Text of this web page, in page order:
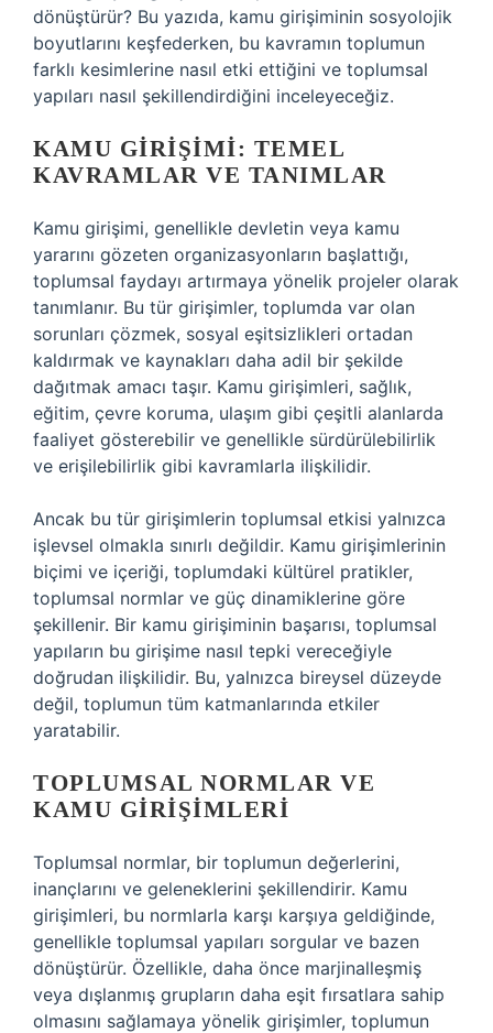
dönüştürür? Bu yazıda, kamu girişiminin sosyolojik
boyutlarını keşfederken, bu kavramın toplumun
farklı kesimlerine nasıl etki ettiğini ve toplumsal
yapıları nasıl şekillendirdiğini inceleyeceğiz.
KAMU GIRIŞIMI: TEMEL
KAVRAMLAR VE TANIMLAR
Kamu girişimi, genellikle devletin veya kamu
yararını gözeten organizasyonların başlattığı,
toplumsal faydayı artırmaya yönelik projeler olarak
tanımlanır. Bu tür girişimler, toplumda var olan
sorunları çözmek, sosyal eşitsizlikleri ortadan
kaldırmak ve kaynakları daha adil bir şekilde
dağıtmak amacı taşır. Kamu girişimleri, sağlık,
eğitim, çevre koruma, ulaşım gibi çeşitli alanlarda
faaliyet gösterebilir ve genellikle sürdürülebilirlik
ve erişilebilirlik gibi kavramlarla ilişkilidir.
Ancak bu tür girişimlerin toplumsal etkisi yalnızca
işlevsel olmakla sınırlı değildir. Kamu girişimlerinin
biçimi ve içeriği, toplumdaki kültürel pratikler,
toplumsal normlar ve güç dinamiklerine göre
şekillenir. Bir kamu girişiminin başarısı, toplumsal
yapıların bu girişime nasıl tepki vereceğiyle
doğrudan ilişkilidir. Bu, yalnızca bireysel düzeyde
değil, toplumun tüm katmanlarında etkiler
yaratabilir.
TOPLUMSAL NORMLAR VE
KAMU GIRIŞIMLERI
Toplumsal normlar, bir toplumun değerlerini,
inançlarını ve geleneklerini şekillendirir. Kamu
girişimleri, bu normlarla karşı karşıya geldiğinde,
genellikle toplumsal yapıları sorgular ve bazen
dönüştürür. Özellikle, daha önce marjinalleşmiş
veya dışlanmış grupların daha eşit fırsatlara sahip
olmasını sağlamaya yönelik girişimler, toplumun